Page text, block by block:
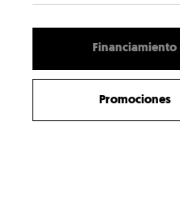
Bergkamp
NPK
Financiamiento
Promociones